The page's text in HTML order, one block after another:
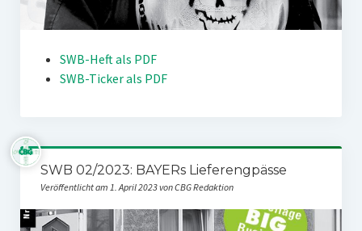
SWB-Heft als PDF
SWB-Ticker als PDF
SWB 02/2023: BAYERs Lieferengpässe
Veröffentlicht am 1. April 2023 von CBG Redaktion